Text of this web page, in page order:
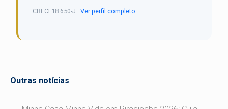
Outras notícias
CRECI 18.650-J · Ver perfil completo